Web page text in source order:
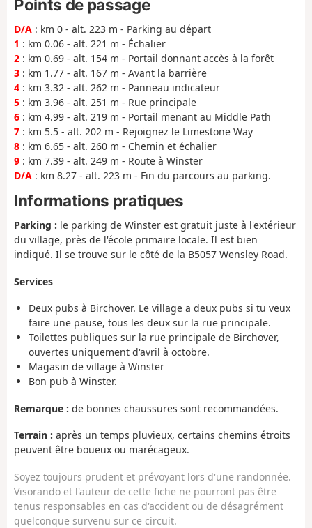
Points de passage
D/A : km 0 - alt. 223 m - Parking au départ
1 : km 0.06 - alt. 221 m - Échalier
2 : km 0.69 - alt. 154 m - Portail donnant accès à la forêt
3 : km 1.77 - alt. 167 m - Avant la barrière
4 : km 3.32 - alt. 262 m - Panneau indicateur
5 : km 3.96 - alt. 251 m - Rue principale
6 : km 4.99 - alt. 219 m - Portail menant au Middle Path
7 : km 5.5 - alt. 202 m - Rejoignez le Limestone Way
8 : km 6.65 - alt. 260 m - Chemin et échalier
9 : km 7.39 - alt. 249 m - Route à Winster
D/A : km 8.27 - alt. 223 m - Fin du parcours au parking.
Informations pratiques
Parking : le parking de Winster est gratuit juste à l'extérieur
du village, près de l'école primaire locale. Il est bien
indiqué. Il se trouve sur le côté de la B5057 Wensley Road.
Services
Deux pubs à Birchover. Le village a deux pubs si tu veux
faire une pause, tous les deux sur la rue principale.
Toilettes publiques sur la rue principale de Birchover,
ouvertes uniquement d'avril à octobre.
Magasin de village à Winster
Bon pub à Winster.
Remarque : de bonnes chaussures sont recommandées.
Terrain : après un temps pluvieux, certains chemins étroits
peuvent être boueux ou marécageux.
Soyez toujours prudent et prévoyant lors d'une randonnée.
Visorando et l'auteur de cette fiche ne pourront pas être
tenus responsables en cas d'accident ou de désagrément
quelconque survenu sur ce circuit.